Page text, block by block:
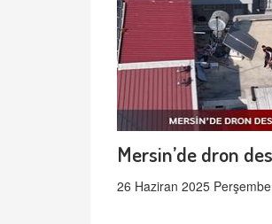
Mersin’de dron
26 Haziran 2025 Perşembe